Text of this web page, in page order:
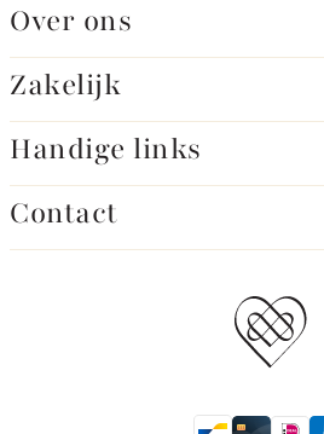
Over ons
Zakelijk
Handige links
Contact